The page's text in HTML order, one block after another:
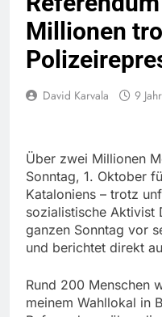
Millionen
David Karvala 9
Über zwei Millionen
Sonntag, 1. Oktober
Kataloniens – trotz
sozialistische Aktivist
ganzen Sonntag vor
und berichtet direkt
Rund 200 Menschen
meinem Wahllokal in